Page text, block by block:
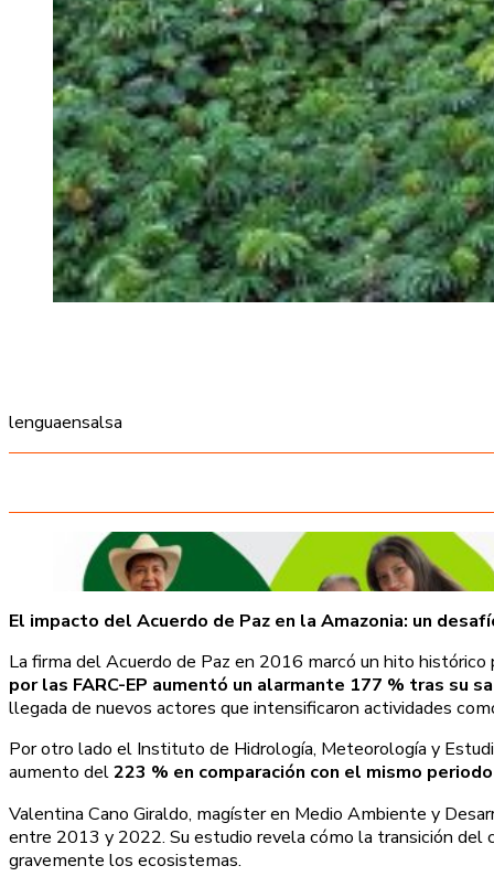
lenguaensalsa
El impacto del Acuerdo de Paz en la Amazonia: un
La firma del Acuerdo de Paz en 2016 marcó un hito
por las FARC-EP aumentó un alarmante 177 % tras su
llegada de nuevos actores que intensificaron actividades
Por otro lado el Instituto de Hidrología, Meteorología y
aumento del223 % en comparación con el mismo
Valentina Cano Giraldo, magíster en Medio Ambiente y
entre 2013 y 2022. Su estudio revela cómo la transición
gravemente los ecosistemas.